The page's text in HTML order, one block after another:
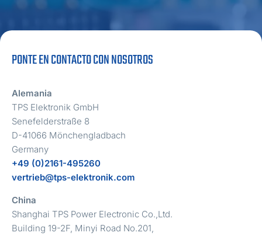
PONTE EN CONTACTO CON NOSOTROS
Alemania
TPS Elektronik GmbH
Senefelderstraße 8
D-41066 Mönchengladbach
Germany
+49 (0)2161-495260
vertrieb@tps-elektronik.com
China
Shanghai TPS Power Electronic Co.,Ltd.
Building 19-2F, Minyi Road No.201,